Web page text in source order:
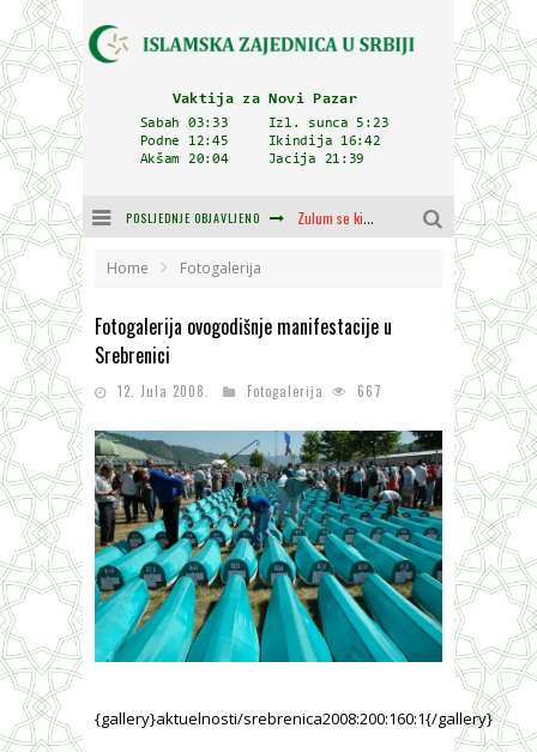
POSLJEDNJE OBJAVLJENO Zulum se kida kada je najdeblji
Delegacija IZ-e na godišnjici bitke kod Petrovaradina
Home Fotogalerija
Fotogalerija ovogodišnje manifestacije u
Srebrenici
12. Jula 2008. Fotogalerija 667
{gallery}aktuelnosti/srebrenica2008:200:160:1{/gallery}